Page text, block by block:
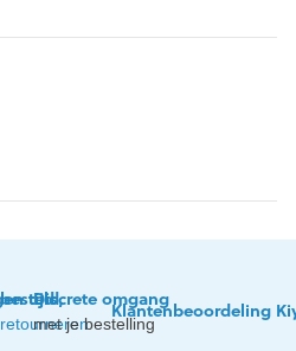
tijd
Discrete omgang
met je bestelling
Klantenbeoordeling